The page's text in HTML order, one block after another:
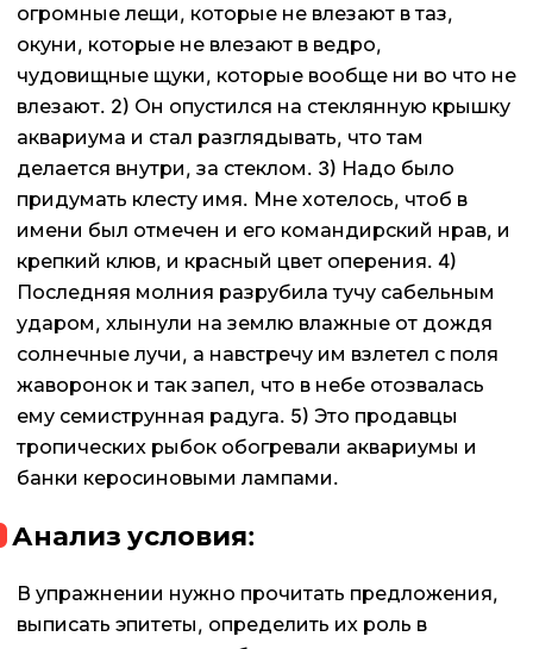
огромные лещи, которые не влезают в таз,
окуни, которые не влезают в ведро,
чудовищные щуки, которые вообще ни во что не
влезают. 2) Он опустился на стеклянную крышку
аквариума и стал разглядывать, что там
делается внутри, за стеклом. 3) Надо было
придумать клесту имя. Мне хотелось, чтоб в
имени был отмечен и его командирский нрав, и
крепкий клюв, и красный цвет оперения. 4)
Последняя молния разрубила тучу сабельным
ударом, хлынули на землю влажные от дождя
солнечные лучи, а навстречу им взлетел с поля
жаворонок и так запел, что в небе отозвалась
ему семиструнная радуга. 5) Это продавцы
тропических рыбок обогревали аквариумы и
банки керосиновыми лампами.
Анализ условия:
В упражнении нужно прочитать предложения,
выписать эпитеты, определить их роль в